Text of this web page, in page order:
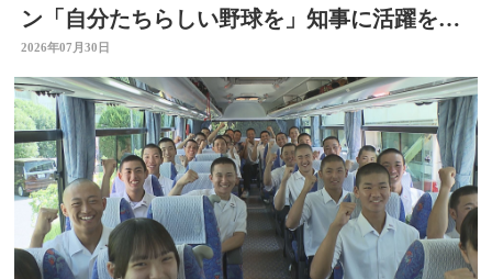
ン「自分たちらしい野球を」知事に活躍を誓
う
2026年07月30日